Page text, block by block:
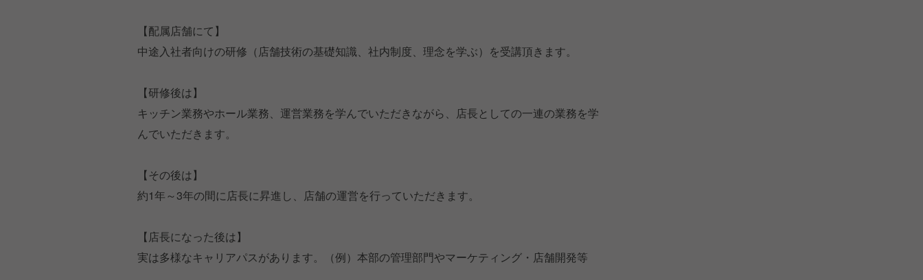
【配属店舗にて】
中途入社者向けの研修（店舗技術の基礎知識、社内制度、理念を学ぶ）を受講頂きます。
【研修後は】
キッチン業務やホール業務、運営業務を学んでいただきながら、店長としての一連の業務を学
んでいただきます。
【その後は】
約1年～3年の間に店長に昇進し、店舗の運営を行っていただきます。
【店長になった後は】
実は多様なキャリアパスがあります。（例）本部の管理部門やマーケティング・店舗開発等